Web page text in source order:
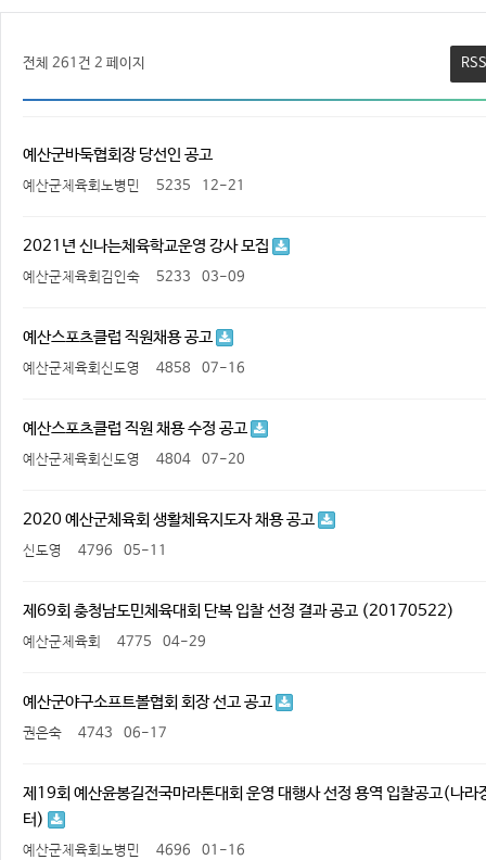
전체 261건 2 페이지 RSS
예산군바둑협회장 당선인 공고
예산군체육회노병민 5235 12-21
2021년 신나는체육학교운영 강사 모집
예산군체육회김인숙 5233 03-09
예산스포츠클럽 직원채용 공고
예산군체육회신도영 4858 07-16
예산스포츠클럽 직원 채용 수정 공고
예산군체육회신도영 4804 07-20
2020 예산군체육회 생활체육지도자 채용 공고
신도영 4796 05-11
제69회 충청남도민체육대회 단복 입찰 선정 결과 공고 (20170522)
예산군체육회 4775 04-29
예산군야구소프트볼협회 회장 선고 공고
권은숙 4743 06-17
제19회 예산윤봉길전국마라톤대회 운영 대행사 선정 용역 입찰공고(나라
터)
예산군체육회노병민 4696 01-16